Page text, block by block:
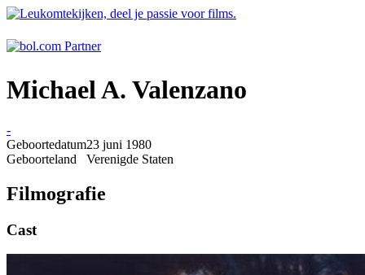
Michael A. Valenzano
-
Geboortedatum23 juni 1980
Geboorteland
Verenigde Staten
Filmografie
Cast